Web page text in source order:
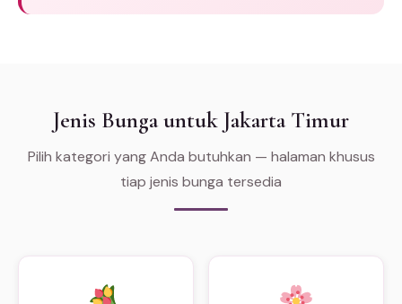
Jenis Bunga untuk Jakarta Timur
Pilih kategori yang Anda butuhkan — halaman khusus
tiap jenis bunga tersedia